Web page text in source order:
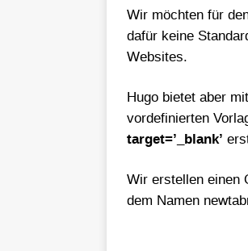
Wir möchten für
dafür keine
Websites.
Hugo bietet aber
vordefinierten
target=’_blank’
Wir erstellen einen
dem Namen